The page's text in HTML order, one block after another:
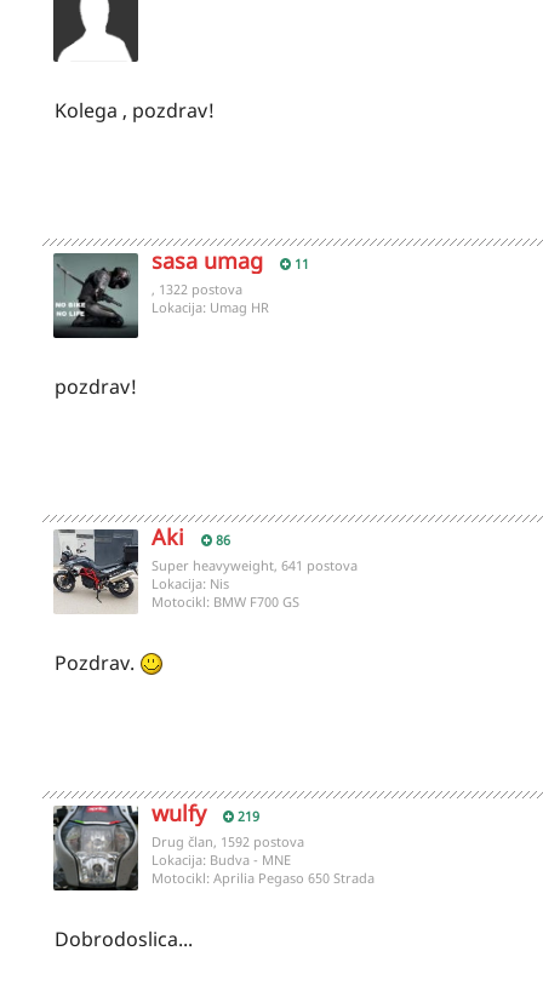
Kolega , pozdrav!
sasa umag 11
, 1322 postova
Lokacija: Umag HR
pozdrav!
Aki 86
Super heavyweight, 641 postova
Lokacija: Nis
Motocikl: BMW F700 GS
Pozdrav.
wulfy 219
Drug član, 1592 postova
Lokacija: Budva - MNE
Motocikl: Aprilia Pegaso 650 Strada
Dobrodoslica...